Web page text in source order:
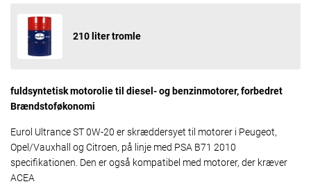
210 liter tromle
fuldsyntetisk motorolie til diesel- og benzinmotorer, forbedret
Brændstoføkonomi
Eurol Ultrance ST 0W-20 er skræddersyet til motorer i Peugeot,
Opel/Vauxhall og Citroen, på linje med PSA B71 2010
specifikationen. Den er også kompatibel med motorer, der kræver
ACEA